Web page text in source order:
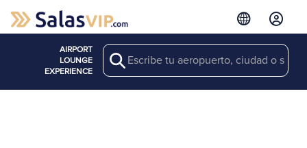
AIRPORT
LOUNGE
EXPERIENCE
Search